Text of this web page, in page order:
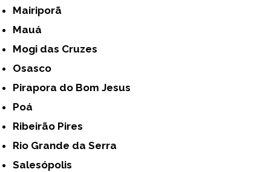
Mairiporã
Mauá
Mogi das Cruzes
Osasco
Pirapora do Bom Jesus
Poá
Ribeirão Pires
Rio Grande da Serra
Salesópolis